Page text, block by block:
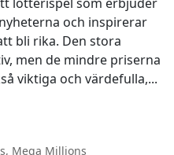
och inspirerar
bli rika. Den stora
men de mindre priserna
viktiga och värdefulla,...
, Mega Millions